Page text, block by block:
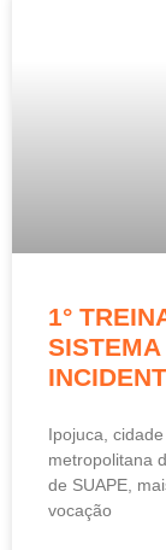
1°
Ipojuca,
metropolitana
de SUAPE,
vocação